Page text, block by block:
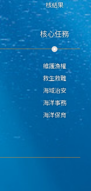
核結果
核心任務
維護漁權
救生救難
海域治安
海洋事務
海洋保育